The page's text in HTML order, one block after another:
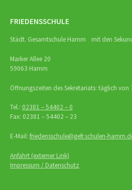
FRIEDENSSCHULE
Städt. Gesamtschule Hamm mit den
Marker Allee 20
59063 Hamm
Öffnungszeiten des Sekretariats: täglich von
Tel.: 02381 – 54402 – 0
Fax: 02381 – 54402 – 23
E-Mail: friedensschule@gefr.schulen-
Anfahrt (externer Link)
Impressum / Datenschutz